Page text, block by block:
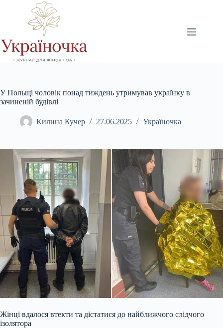
У Польщі чоловік понад тиждень утримував українку в
зачиненій будівлі
Килина Кучер 27.06.2025 Україночка
Жінці вдалося втекти та дістатися до найближчого слідчого
ізолятора